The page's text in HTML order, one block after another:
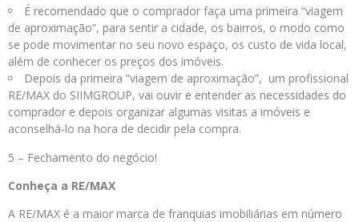
É recomendado que o comprador faça uma primeira “viagem
de aproximação”, para sentir a cidade, os bairros, o modo como
se pode movimentar no seu novo espaço, os custo de vida local,
além de conhecer os preços dos imóveis.
Depois da primeira “viagem de aproximação”, um profissional
RE/MAX do SIIMGROUP, vai ouvir e entender as necessidades do
comprador e depois organizar algumas visitas a imóveis e
aconselhá-lo na hora de decidir pela compra.
5 – Fechamento do negócio!
Conheça a RE/MAX
A RE/MAX é a maior marca de franquias imobiliárias em número